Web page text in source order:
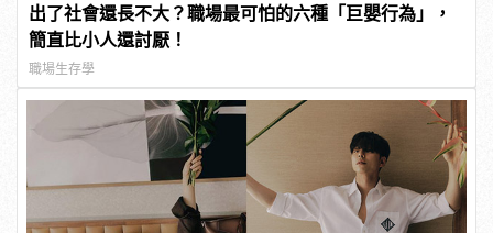
出了社會還長不大？職場最可怕的六種「巨嬰行為」，
簡直比小人還討厭！
職場生存學